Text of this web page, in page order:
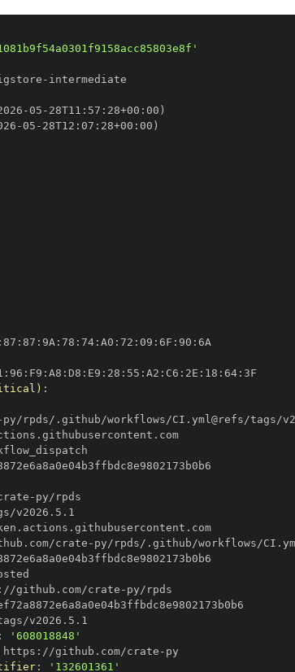
-
-05 - 28T11 : 57 : 28+00 :
-05 - 28T12 : 07 : 28+00 :
87 : 87 : 9A : 78 : 74: A0 : 72 : 09 : 6F : 90 :
: 96 : F9 : A8 : D8 : E9 : 28 : 55 : A2 : C6 : 2E : 18 : 64:
:
//token.actions.githubusercontent.com
-
//token.actions.githubusercontent.com
crate-
: //github.com/crate -
'608018848'
https : //github.com/crate -
: '132601361'